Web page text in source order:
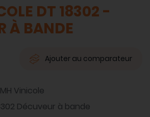
DT 18302 -
À BANDE
Ajouter au comparateur
Vinicole
Décuveur à bande